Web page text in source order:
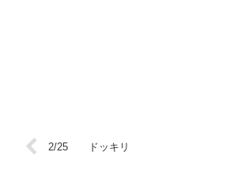
2/25 ドッキリ